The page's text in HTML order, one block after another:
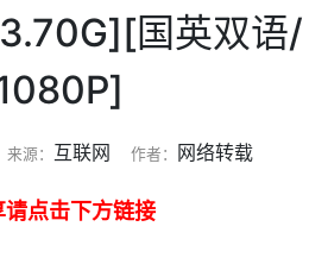
国英双语/
来源： 互联网 作者： 网络转载
点击下方链接